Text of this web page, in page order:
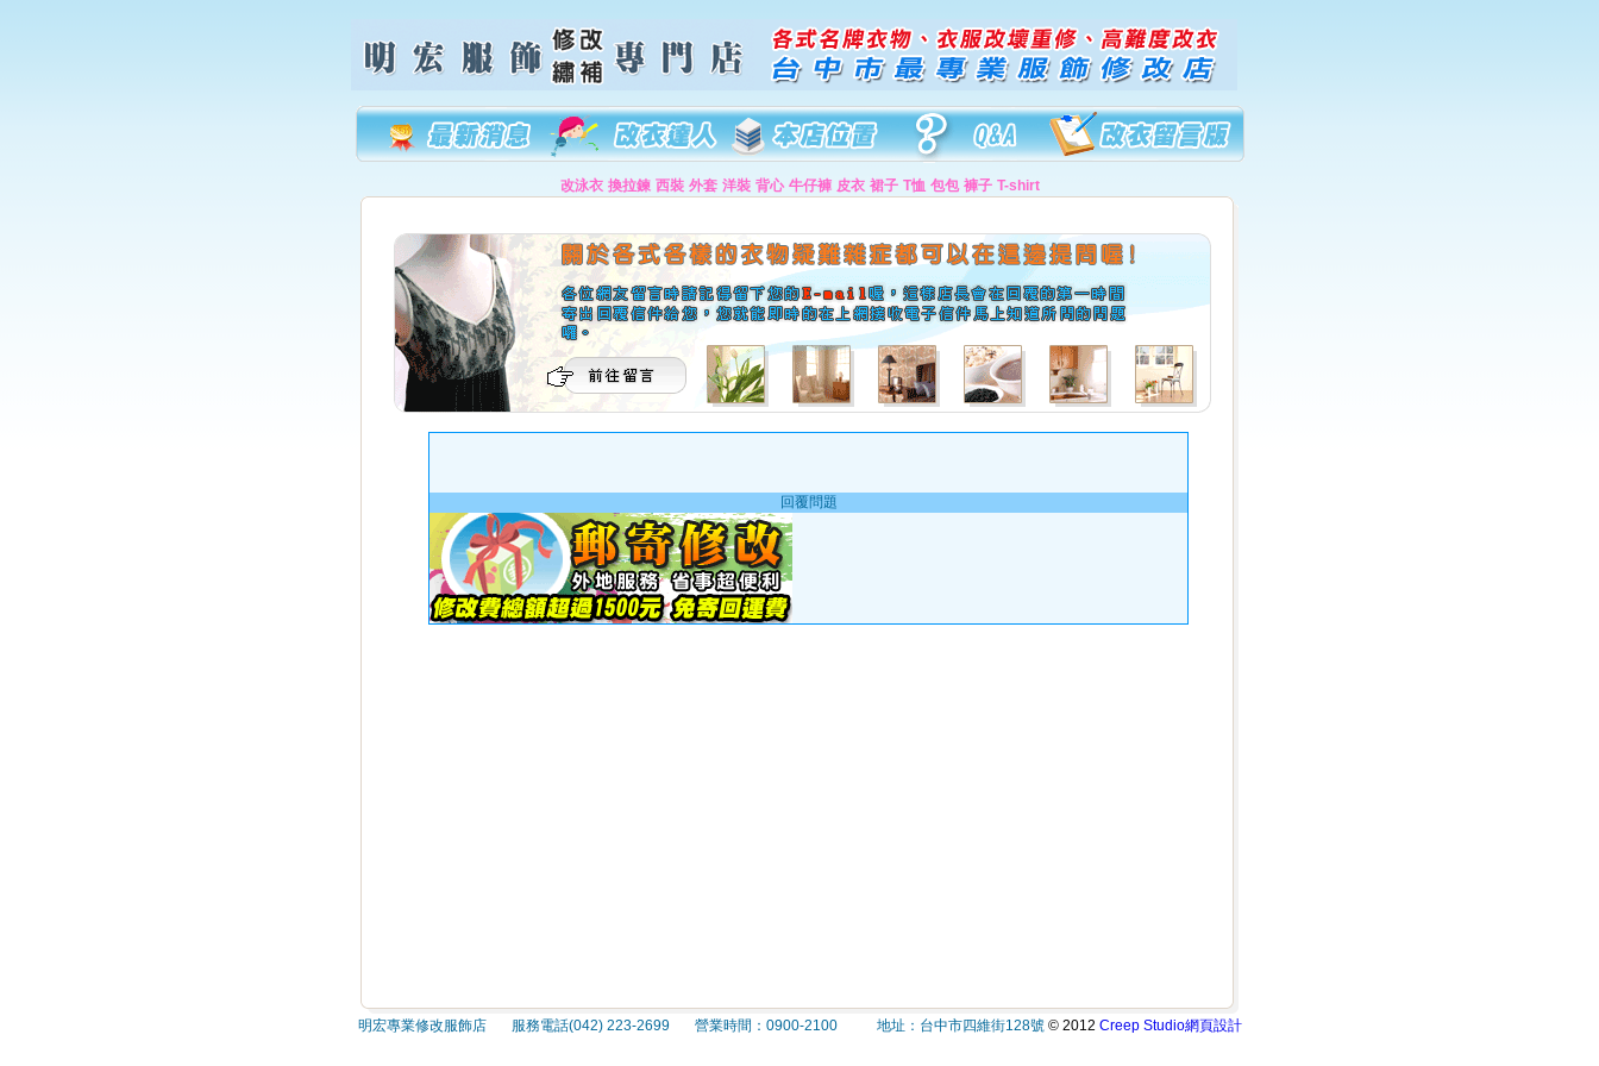
改泳衣 換拉鍊 西裝 外套 洋裝 背心 牛仔褲 皮衣 裙子 T恤 包包 褲子 T-shirt
回覆問題
明宏專業修改服飾店 服務電話(042) 223-2699 營業時間：0900-2100 地址：台中市四維街128號 © 2012 Creep Studio網頁設計